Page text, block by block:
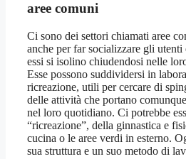
aree comuni
Ci sono dei settori chiamati aree
anche per far socializzare gli utenti
essi si isolino chiudendosi nelle
Esse possono suddividersi in
ricreazione, utili per cercare di
delle attività che portano
nel loro quotidiano. Ci potrebbe
“ricreazione”, della ginnastica e
cucina o le aree verdi in esterno.
sua struttura e un suo metodo di